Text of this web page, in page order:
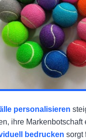
personalisieren
ihre
bedrucken sorgt